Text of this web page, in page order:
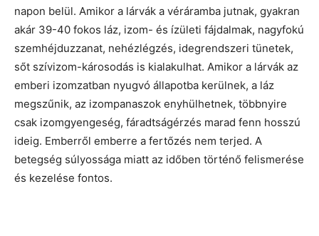
napon belül. Amikor a lárvák a véráramba jutnak, gyakran
akár 39-40 fokos láz, izom- és ízületi fájdalmak, nagyfokú
szemhéjduzzanat, nehézlégzés, idegrendszeri tünetek,
sőt szívizom-károsodás is kialakulhat. Amikor a lárvák az
emberi izomzatban nyugvó állapotba kerülnek, a láz
megszűnik, az izompanaszok enyhülhetnek, többnyire
csak izomgyengeség, fáradtságérzés marad fenn hosszú
ideig. Emberről emberre a fertőzés nem terjed. A
betegség súlyossága miatt az időben történő felismerése
és kezelése fontos.